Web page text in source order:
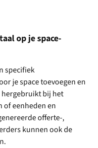
op je space-
specifiek
je space toevoegen en
hergebruikt bij het
of eenheden en
offerte-,
kunnen ook de